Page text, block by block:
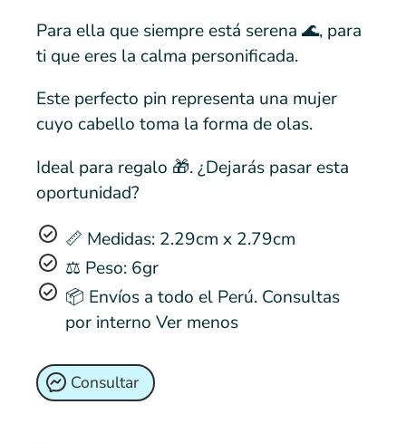
Para ella que siempre está serena 🌊, para
ti que eres la calma personificada.
Este perfecto pin representa una mujer
cuyo cabello toma la forma de olas.
Ideal para regalo 🎁. ¿Dejarás pasar esta
oportunidad?
📏 Medidas: 2.29cm x 2.79cm
⚖️ Peso: 6gr
📦 Envíos a todo el Perú. Consultas
por interno Ver menos
Consultar